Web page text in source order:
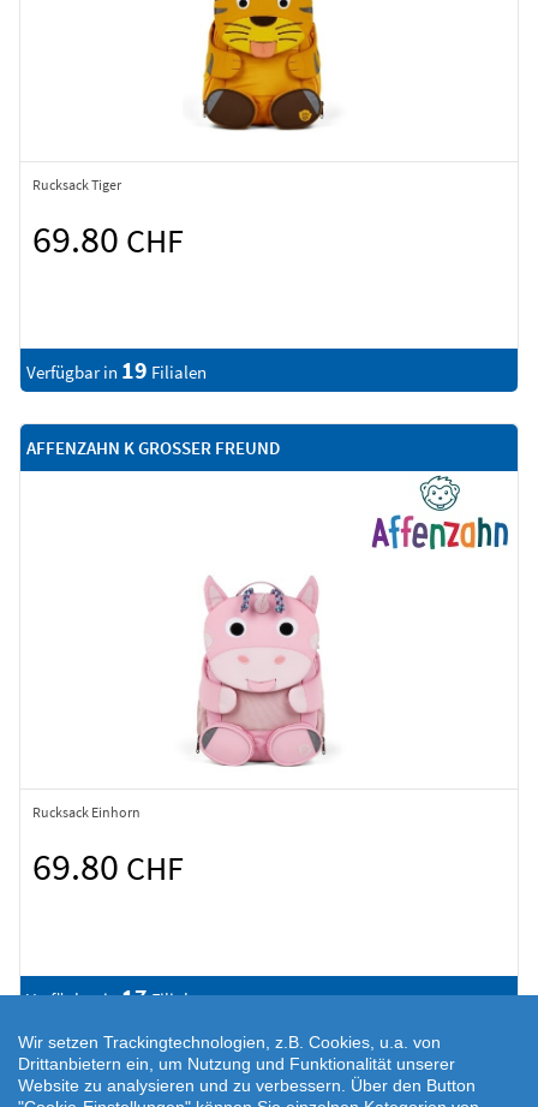
Rucksack Tiger
69.80 CHF
Verfügbar in 19 Filialen
AFFENZAHN K GROSSER FREUND
Rucksack Einhorn
69.80 CHF
Verfügbar in17Filialen
Wir setzen Trackingtechnologien, z.B. Cookies, u.a. von
Drittanbietern ein, um Nutzung und Funktionalität unserer
Website zu analysieren und zu verbessern. Über den Button